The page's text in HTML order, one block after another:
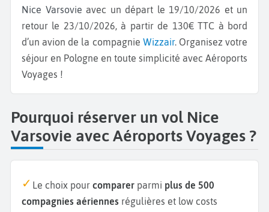
Nice Varsovie avec un départ le 19/10/2026 et un
retour le 23/10/2026, à partir de 130€ TTC à bord
d’un avion de la compagnie Wizzair. Organisez votre
séjour en Pologne en toute simplicité avec Aéroports
Voyages !
Pourquoi réserver un vol Nice
Varsovie avec Aéroports Voyages ?
Le choix pour comparer parmi plus de 500
compagnies aériennes régulières et low costs